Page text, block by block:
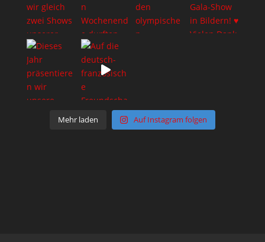
Mehr laden Auf Instagram folgen